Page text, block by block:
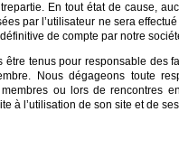
En tout état de cause,
par l’utilisateur ne sera
de compte par notre
être tenus pour responsable des
Nous dégageons toute
ou lors de rencontres
à l’utilisation de son site et de